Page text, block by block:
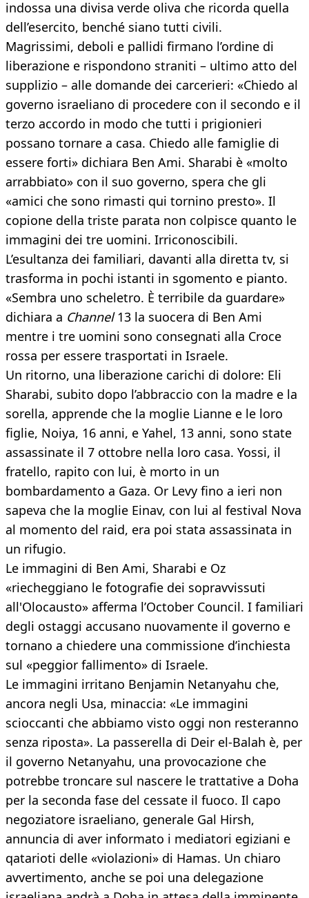
indossa una divisa verde oliva che ricorda quella
dell’esercito, benché siano tutti civili.
Magrissimi, deboli e pallidi firmano l’ordine di
liberazione e rispondono straniti – ultimo atto del
supplizio – alle domande dei carcerieri: «Chiedo al
governo israeliano di procedere con il secondo e il
terzo accordo in modo che tutti i prigionieri
possano tornare a casa. Chiedo alle famiglie di
essere forti» dichiara Ben Ami. Sharabi è «molto
arrabbiato» con il suo governo, spera che gli
«amici che sono rimasti qui tornino presto». Il
copione della triste parata non colpisce quanto le
immagini dei tre uomini. Irriconoscibili.
L’esultanza dei familiari, davanti alla diretta tv, si
trasforma in pochi istanti in sgomento e pianto.
«Sembra uno scheletro. È terribile da guardare»
dichiara a Channel13 la suocera di Ben Ami
mentre i tre uomini sono consegnati alla Croce
rossa per essere trasportati in Israele.
Un ritorno, una liberazione carichi di dolore: Eli
Sharabi, subito dopo l’abbraccio con la madre e la
sorella, apprende che la moglie Lianne e le loro
figlie, Noiya, 16 anni, e Yahel, 13 anni, sono state
assassinate il 7 ottobre nella loro casa. Yossi, il
fratello, rapito con lui, è morto in un
bombardamento a Gaza. Or Levy fino a ieri non
sapeva che la moglie Einav, con lui al festival Nova
al momento del raid, era poi stata assassinata in
un rifugio.
Le immagini di Ben Ami, Sharabi e Oz
«riecheggiano le fotografie dei sopravvissuti
all'Olocausto» afferma l’October Council. I familiari
degli ostaggi accusano nuovamente il governo e
tornano a chiedere una commissione d’inchiesta
sul «peggior fallimento» di Israele.
Le immagini irritano Benjamin Netanyahu che,
ancora negli Usa, minaccia: «Le immagini
scioccanti che abbiamo visto oggi non resteranno
senza riposta». La passerella di Deir el-Balah è, per
il governo Netanyahu, una provocazione che
potrebbe troncare sul nascere le trattative a Doha
per la seconda fase del cessate il fuoco. Il capo
negoziatore israeliano, generale Gal Hirsh,
annuncia di aver informato i mediatori egiziani e
qatarioti delle «violazioni» di Hamas. Un chiaro
avvertimento, anche se poi una delegazione